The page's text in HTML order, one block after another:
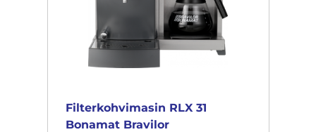
Filterkohvimasin RLX 31
Bonamat Bravilor